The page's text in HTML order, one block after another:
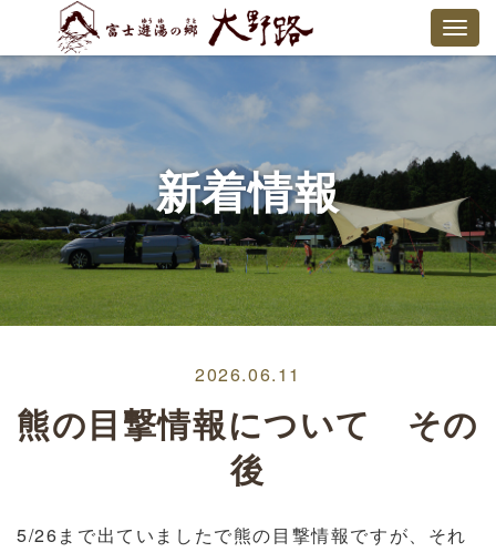
新着情報
2026.06.11
熊の目撃情報について その
後
5/26まで出ていましたで熊の目撃情報ですが、それ